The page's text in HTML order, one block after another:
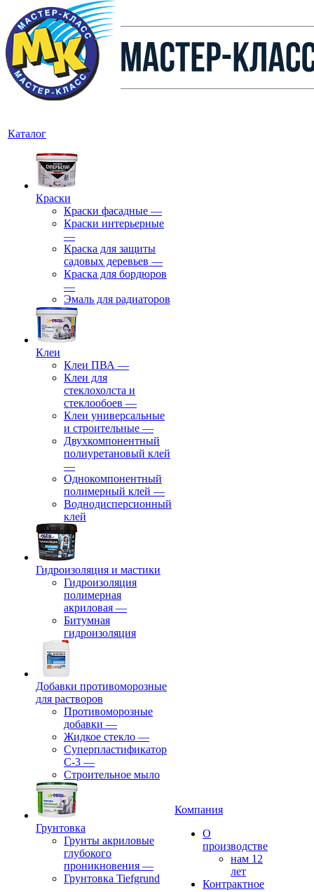
Каталог
Краски
Краски фасадные —
Краски интерьерные
—
Краска для защиты
садовых деревьев —
⁠Краска для бордюров
—
Эмаль для радиаторов
Клеи
Клеи ПВА —
Клеи для
стеклохолста и
стеклообоев —
Клеи универсальные
и строительные —
Двухкомпонентный
полиуретановый клей
—
Однокомпонентный
полимерный клей —
Воднодисперсионный
клей
Гидроизоляция и мастики
Гидроизоляция
полимерная
акриловая —
Битумная
гидроизоляция
Добавки противоморозные
для растворов
Противоморозные
добавки —
Жидкое стекло —
Суперпластификатор
С-3 —
Строительное мыло
Грунтовка
Грунты акриловые
глубокого
проникновения —
Грунтовка Tiefgrund
Компания
О
производстве
нам 12
лет
Контрактное